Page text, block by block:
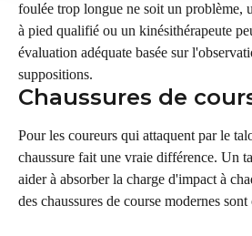
foulée trop longue ne soit un problème,
à pied qualifié ou un kinésithérapeute
évaluation adéquate basée sur
suppositions.
Chaussures de
Pour les coureurs qui attaquent par le
chaussure fait une vraie différence. Un
aider à absorber la charge d'impact à
des chaussures de course modernes